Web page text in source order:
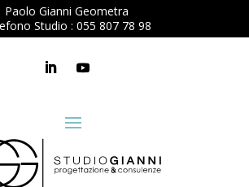
Paolo Gianni Geometra
Studio : 055 807 78 98